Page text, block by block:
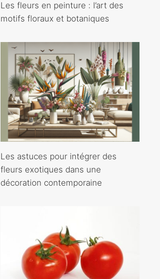
Les fleurs en peinture : l’art des
motifs floraux et botaniques
Les astuces pour intégrer des
fleurs exotiques dans une
décoration contemporaine